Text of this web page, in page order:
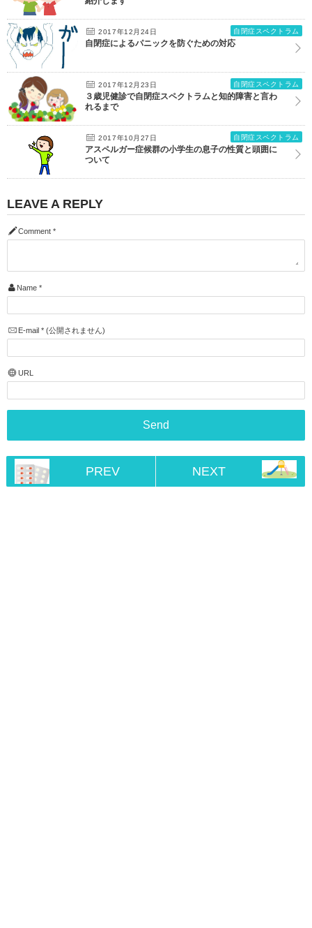
2017年12月24日 自閉症スペクトラム
自閉症によるパニックを防ぐための対応
2017年12月23日 自閉症スペクトラム
３歳児健診で自閉症スペクトラムと知的障害と言わ
れるまで
2017年10月27日 自閉症スペクトラム
アスペルガー症候群の小学生の息子の性質と頭囲に
ついて
LEAVE A REPLY
Comment *
Name *
E-mail *(公開されません)
URL
PREV NEXT